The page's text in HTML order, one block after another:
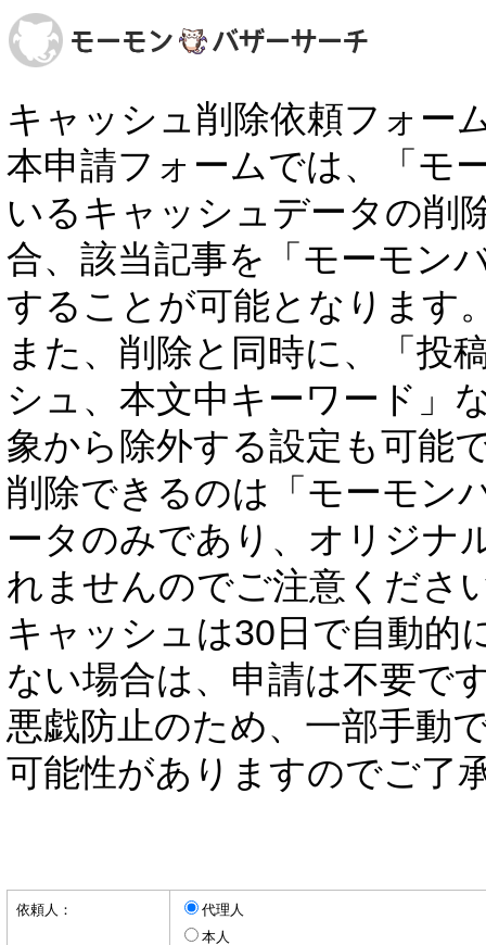
キャッシュ削除依頼フォー
本申請フォームでは、「モ
いるキャッシュデータの削
合、該当記事を「モーモン
することが可能となります
また、削除と同時に、「投
シュ、本文中キーワード」
象から除外する設定も可能
削除できるのは「モーモン
ータのみであり、オリジナ
れませんのでご注意くださ
キャッシュは30日で自動的
ない場合は、申請は不要で
悪戯防止のため、一部手動
可能性がありますのでご了
依頼人：
代理人
本人